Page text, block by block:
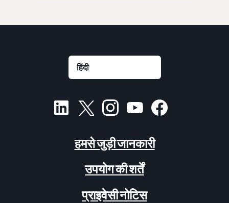
हमसे जुड़ी जानकारी
उपयोग की शर्तें
प्राइवेसी नोटिस